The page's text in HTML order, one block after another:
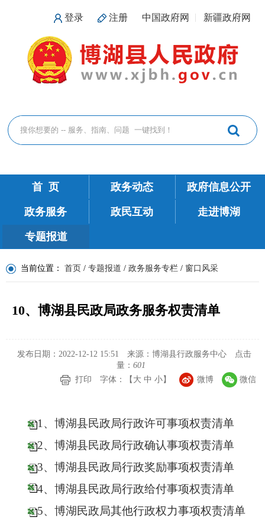
登录 注册 中国政府网 新疆政府网
首 页 政务动态 政府信息公开
政务服务 政民互动 走进博湖
专题报道
当前位置： 首页 / 专题报道 / 政务服务专栏 / 窗口风采
10、博湖县民政局政务服务权责清单
发布日期：2022-12-12 15:51 来源：博湖县行政服务中心
点击
量： 601
打印
字体：【 大 中 小】 微博 微信
1、博湖县民政局行政许可事项权责清单
2、博湖县民政局行政确认事项权责清单
3、博湖县民政局行政奖励事项权责清单
4、博湖县民政局行政给付事项权责清单
5、博湖民政局其他行政权力事项权责清单